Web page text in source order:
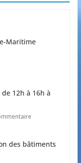
Maritime
12h à 16h à
des bâtiments